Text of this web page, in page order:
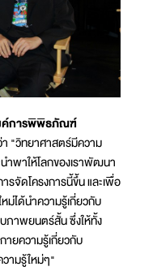
ค์การพิพิธภัณฑ์
"วิทยาศาสตร์มีความ
ำพาให้โลกของเราพัฒนา
รจัดโครงการนี้ขึ้น และเพื่อ
ม่ได้นำความรู้เกี่ยวกับ
ภาพยนตร์สั้น ซึ่งให้ทั้ง
ายความรู้เกี่ยวกับ
ามรู้ใหม่ๆ"